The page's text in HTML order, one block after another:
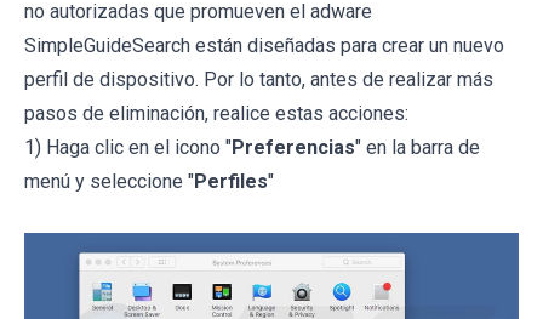
no autorizadas que promueven el adware
SimpleGuideSearch están diseñadas para crear un nuevo
perfil de dispositivo. Por lo tanto, antes de realizar más
pasos de eliminación, realice estas acciones:
1) Haga clic en el icono "Preferencias" en la barra de
menú y seleccione "Perfiles"